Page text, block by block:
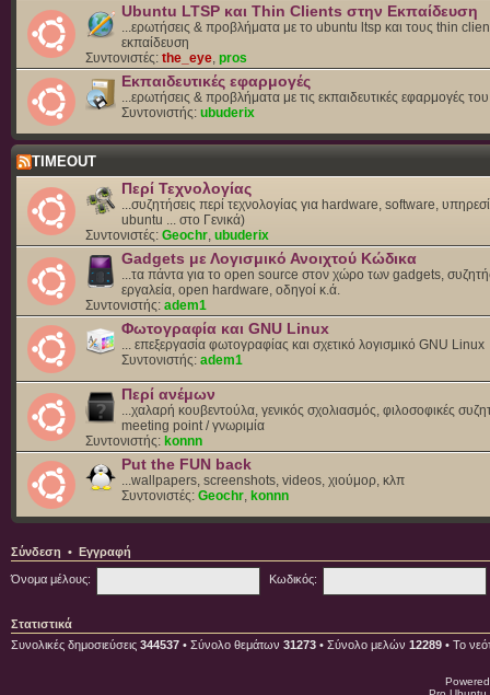
Ubuntu LTSP και Thin Clients στην Εκπαίδευση
...ερωτήσεις & προβλήματα με το ubuntu ltsp και τους thin
εκπαίδευση
Συντονιστές: the_eye pros
Εκπαιδευτικές εφαρμογές
...ερωτήσεις & προβλήματα με τις εκπαιδευτικές εφαρμογές
Συντονιστής: ubuderix
TIMEOUT
Περί Τεχνολογίας
...συζητήσεις περί τεχνολογίας για hardware, software,
ubuntu ... στο Γενικά)
Συντονιστές: Geochr ubuderix
Gadgets με Λογισμικό Ανοιχτού Κώδικα
...τα πάντα για το open source στον χώρο των gadgets,
εργαλεία, open hardware, οδηγοί κ.ά.
Συντονιστής: adem1
Φωτογραφία και GNU Linux
... επεξεργασία φωτογραφίας και σχετικό λογισμικό GNU Linux
Συντονιστής: adem1
Περί ανέμων
...χαλαρή κουβεντούλα, γενικός σχολιασμός, φιλοσοφικές
meeting point / γνωριμία
Συντονιστής: konnn
Put the FUN back
...wallpapers, screenshots, videos, χιούμορ, κλπ
Συντονιστές: Geochr konnn
Σύνδεση • Εγγραφή
Όνομα μέλους: Κωδικός:
Στατιστικά
Συνολικές δημοσιεύσεις 344537 • Σύνολο θεμάτων 31273 • Σύνολο μελών 12289 • Το